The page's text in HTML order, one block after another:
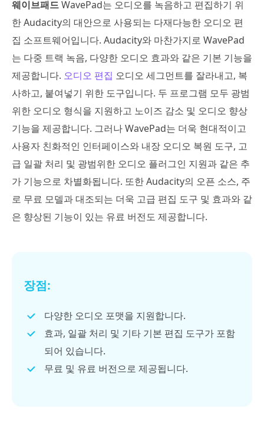
웨이브패드WavePad는 오디오를 녹음하고 편집하기 위
한 Audacity의 대안으로 사용되는 다재다능한 오디오 편
집 소프트웨어입니다. Audacity와 마찬가지로 WavePad
는 다중 트랙 녹음, 다양한 오디오 효과와 같은 기본 기능을
제공합니다. 오디오 편집 오디오 세그먼트를 잘라내고, 복
사하고, 붙여넣기 위한 도구입니다. 두 프로그램 모두 광범
위한 오디오 형식을 지원하고 노이즈 감소 및 오디오 향상
기능을 제공합니다. 그러나 WavePad는 더욱 현대적이고
사용자 친화적인 인터페이스와 내장 오디오 복원 도구, 고
급 일괄 처리 및 광범위한 오디오 플러그인 지원과 같은 추
가 기능으로 차별화됩니다. 또한 Audacity의 오픈 소스, 주
로 무료 모델과 대조되는 더욱 고급 편집 도구 및 효과와 같
은 향상된 기능이 있는 유료 버전도 제공합니다.
장점:
다양한 오디오 포맷을 지원합니다.
효과, 일괄 처리 및 기타 기본 편집 도구가 포함
되어 있습니다.
무료 및 유료 버전으로 제공됩니다.